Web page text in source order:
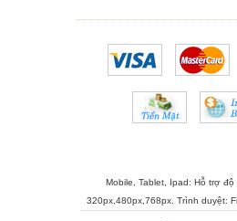
Mobile, Tablet, Ipad: Hỗ trợ độ
320px,480px,768px. Trình duyệt: